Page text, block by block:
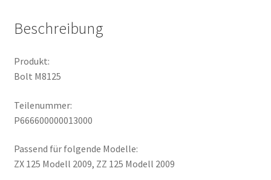
Beschreibung
Produkt:
Bolt M8125
Teilenummer:
P666600000013000
Passend für folgende Modelle:
ZX 125 Modell 2009, ZZ 125 Modell 2009